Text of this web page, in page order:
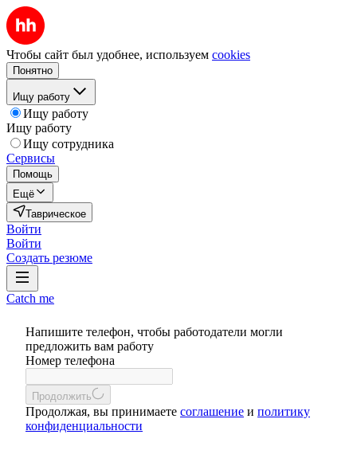
Чтобы сайт был удобнее, используем cookies
Понятно
Ищу работу
Ищу работу
Ищу работу
Ищу сотрудника
Сервисы
Помощь
Ещё
Таврическое
Войти
Войти
Создать резюме
Catch me
Напишите телефон, чтобы работодатели могли
предложить вам работу
Номер телефона
Продолжить
Продолжая, вы принимаете соглашение и политику
конфиденциальности